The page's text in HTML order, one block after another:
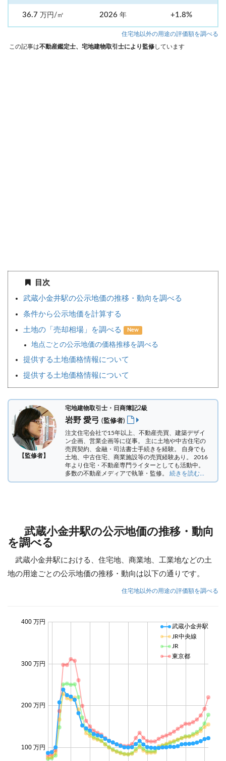
36.7万円/㎡ 2026 年 +1.8%
住宅地以外の用途の評価額を調べる
この記事は不動産鑑定士、宅地建物取引士により監修しています
目次
武蔵小金井駅の公示地価の推移・動向を調べる
条件から公示地価を計算する
土地の「売却相場」を調べる New
地点ごとの公示地価の価格推移を調べる
提供する土地価格情報について
提供する土地価格情報について
【監修者】
宅地建物取引士・日商簿記2級
岩野 愛弓 (監修者)
注文住宅会社で15年以上、不動産売買、建築デザイ
ン企画、営業企画等に従事。 主に土地や中古住宅の
売買契約、金融・司法書士手続きを経験。 自身でも
土地、中古住宅、商業施設等の売買経験あり。 2016
年より住宅・不動産専門ライターとしても活動中。
多数の不動産メディアで執筆・監修。 続きを読む...
武蔵小金井駅の公示地価の推移・動向
を調べる
武蔵小金井駅における、住宅地、商業地、工業地などの土
地の用途ごとの公示地価の推移・動向は以下の通りです。
住宅地以外の用途の評価額を調べる
100 万円
200 万円
300 万円
400 万円
武蔵小金井駅
JR中央線
JR
東京都